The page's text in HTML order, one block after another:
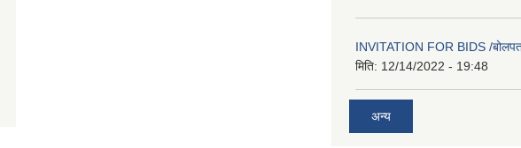
INVITATION FOR BIDS /
मिति: 12/14/2022 - 19:48
अन्य